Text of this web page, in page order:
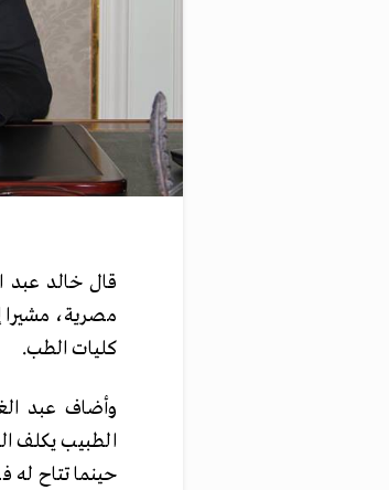
قال خالد عبد
مصرية، مشيرا
كليات الطب.
وأضاف عبد
حينما تتاح له